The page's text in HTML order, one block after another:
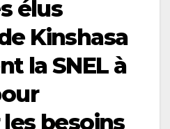
élus
Kinshasa
la SNEL à
besoins